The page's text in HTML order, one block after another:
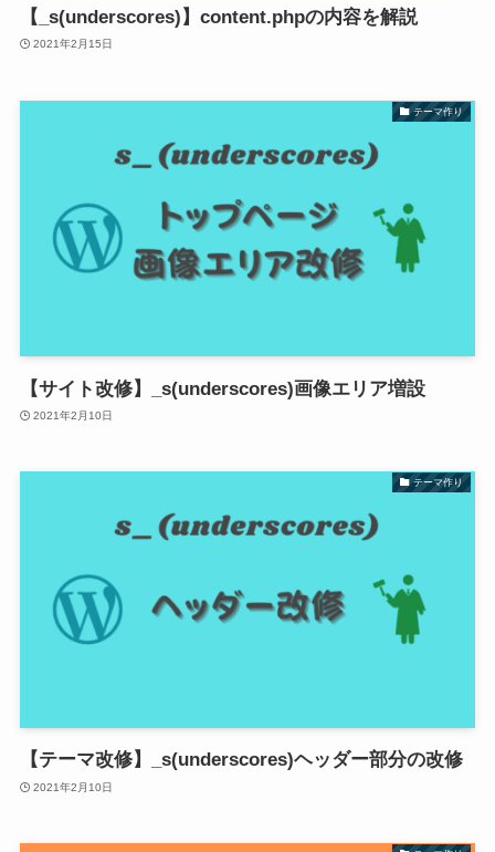
【_s(underscores)】content.phpの内容を解説
2021年2月15日
テーマ作り
【サイト改修】_s(underscores)画像エリア増設
2021年2月10日
テーマ作り
【テーマ改修】_s(underscores)ヘッダー部分の改修
2021年2月10日